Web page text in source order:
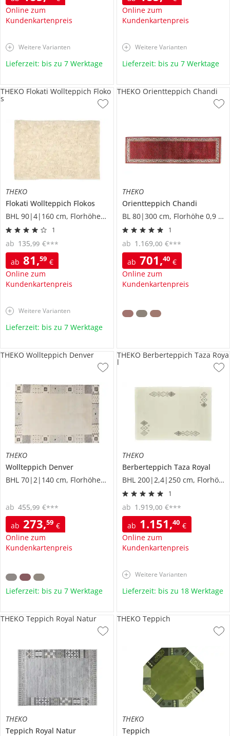
Online zum
Kundenkartenpreis
Weitere Varianten
Lieferzeit: bis zu 7 Werktage
Online zum
Kundenkartenpreis
Weitere Varianten
Lieferzeit: bis zu 7 Werktage
THEKO
Flokati Wollteppich Flokos
BHL 90|4|160 cm, Florhöhe 7 cm
1
ab 81,59 €
Online zum
Kundenkartenpreis
ab 135,99 €***
THEKO Flokati Wollteppich Floko
s
Weitere Varianten
Lieferzeit: bis zu 7 Werktage
THEKO
Orientteppich Chandi
BL 80|300 cm, Florhöhe 0,9 cm
1
ab 701,40 €
Online zum
Kundenkartenpreis
ab 1.169,00 €***
THEKO Orientteppich Chandi
THEKO
Wollteppich Denver
BHL 70|2|140 cm, Florhöhe 1,3 cm
ab 273,59 €
Online zum
Kundenkartenpreis
ab 455,99 €***
THEKO Wollteppich Denver
Lieferzeit: bis zu 7 Werktage
THEKO
Berberteppich Taza Royal
BHL 200|2,4|250 cm, Florhöhe 2 cm
1
ab 1.151,40 €
Online zum
Kundenkartenpreis
ab 1.919,00 €***
THEKO Berberteppich Taza Roya
l
Weitere Varianten
Lieferzeit: bis zu 18 Werktage
THEKO
Teppich Royal Natur
THEKO Teppich Royal Natur
THEKO
Teppich
THEKO Teppich